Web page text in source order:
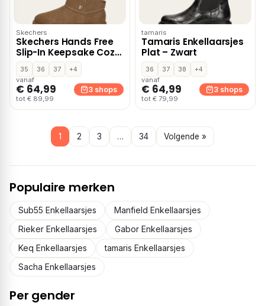
Skechers
Skechers Hands Free
Slip-In Keepsake Cozy
gevoerde boots –
Cognac
35 36 37
+4
vanaf
€ 64,99
tot € 89,99
3 shops
tamaris
Tamaris Enkellaarsjes
Plat – Zwart
36 37 38
+4
vanaf
€ 64,99
tot € 79,99
3 shops
1 2 3 … 34 Volgende »
Populaire merken
Sub55 Enkellaarsjes
Manfield Enkellaarsjes
Rieker Enkellaarsjes
Gabor Enkellaarsjes
Keq Enkellaarsjes
tamaris Enkellaarsjes
Sacha Enkellaarsjes
Per gender